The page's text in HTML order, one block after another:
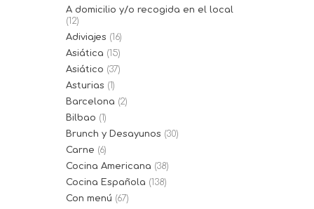
A domicilio y/o recogida en el local
(12)
Adiviajes (16)
Asiática (15)
Asiático (37)
Asturias (1)
Barcelona (2)
Bilbao (1)
Brunch y Desayunos (30)
Carne (6)
Cocina Americana (38)
Cocina Española (138)
Con menú (67)